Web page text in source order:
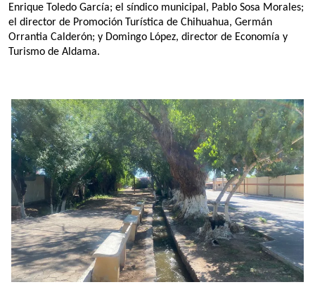
Enrique Toledo García; el síndico municipal, Pablo Sosa Morales;
el director de Promoción Turística de Chihuahua, Germán
Orrantia Calderón; y Domingo López, director de Economía y
Turismo de Aldama.